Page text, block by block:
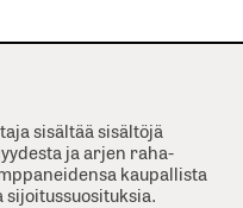
sisältää sisältöjä
ja arjen raha-
kaupallista
sijoitussuosituksia.